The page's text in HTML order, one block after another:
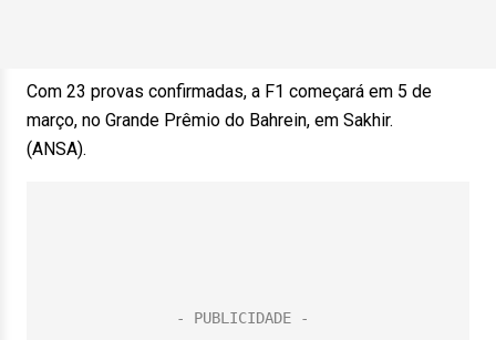
Com 23 provas confirmadas, a F1 começará em 5 de
março, no Grande Prêmio do Bahrein, em Sakhir.
(ANSA).